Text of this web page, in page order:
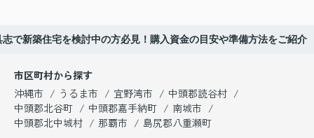
志で新築住宅を検討中の方必見！購入資金の目安や準備方法をご紹介
市区町村から探す
沖縄市
うるま市 宜野湾市
中頭郡読谷村
中頭郡北谷町
中頭郡嘉手納町
南城市
中頭郡北中城村
那覇市
島尻郡八重瀬町